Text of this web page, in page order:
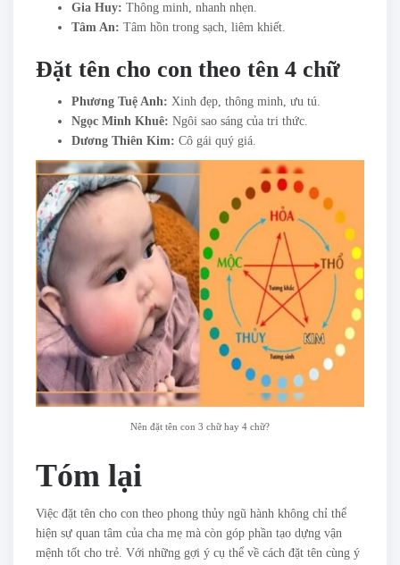
Gia Huy: Thông minh, nhanh nhẹn.
Tâm An: Tâm hồn trong sạch, liêm khiết.
Đặt tên cho con theo tên 4 chữ
Phương Tuệ Anh: Xinh đẹp, thông minh, ưu tú.
Ngọc Minh Khuê: Ngôi sao sáng của tri thức.
Dương Thiên Kim: Cô gái quý giá.
Nên đặt tên con 3 chữ hay 4 chữ?
Tóm lại
Việc đặt tên cho con theo phong thủy ngũ hành không chỉ thể
hiện sự quan tâm của cha mẹ mà còn góp phần tạo dựng vận
mệnh tốt cho trẻ. Với những gợi ý cụ thể về cách đặt tên cùng ý